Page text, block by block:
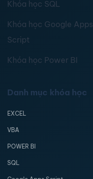
Khóa học SQL
Khóa học Google Apps
Script
Khóa học Power BI
Danh mục khóa học
EXCEL
VBA
POWER BI
SQL